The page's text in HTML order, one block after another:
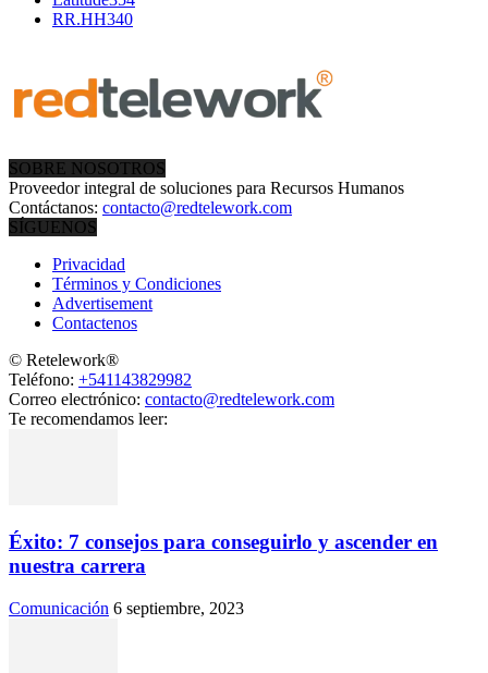
RR.HH340
SOBRE NOSOTROS
Proveedor integral de soluciones para Recursos Humanos
Contáctanos: contacto@redtelework.com
SÍGUENOS
Privacidad
Términos y Condiciones
Advertisement
Contactenos
© Retelework®
Teléfono: +541143829982
Correo electrónico: contacto@redtelework.com
Te recomendamos leer:
Éxito: 7 consejos para conseguirlo y ascender en
nuestra carrera
Comunicación 6 septiembre, 2023